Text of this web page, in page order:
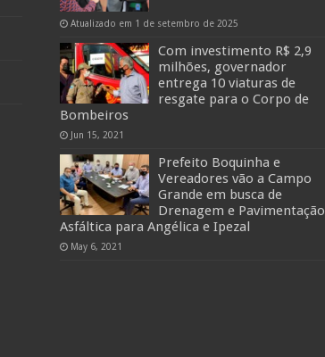
Atualizado em 1 de setembro de 2025
Com investimento R$ 2,9
milhões, governador
entrega 10 viaturas de
resgate para o Corpo de
Bombeiros
Jun 15, 2021
Prefeito Boquinha e
Vereadores vão a Campo
Grande em busca de
Drenagem e Pavimentação
Asfáltica para Angélica e Ipezal
May 6, 2021